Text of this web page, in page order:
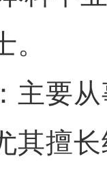
要从
其擅